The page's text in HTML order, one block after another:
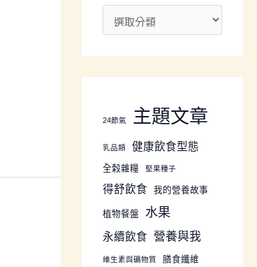
24節氣 主題文章
乳品類 健康飲食型態
全榖雜糧 堅果種子
得舒飲食 我的營養故事
植物餐盤 水果
永續飲食 營養與我
維生素與礦物質 膳食纖維